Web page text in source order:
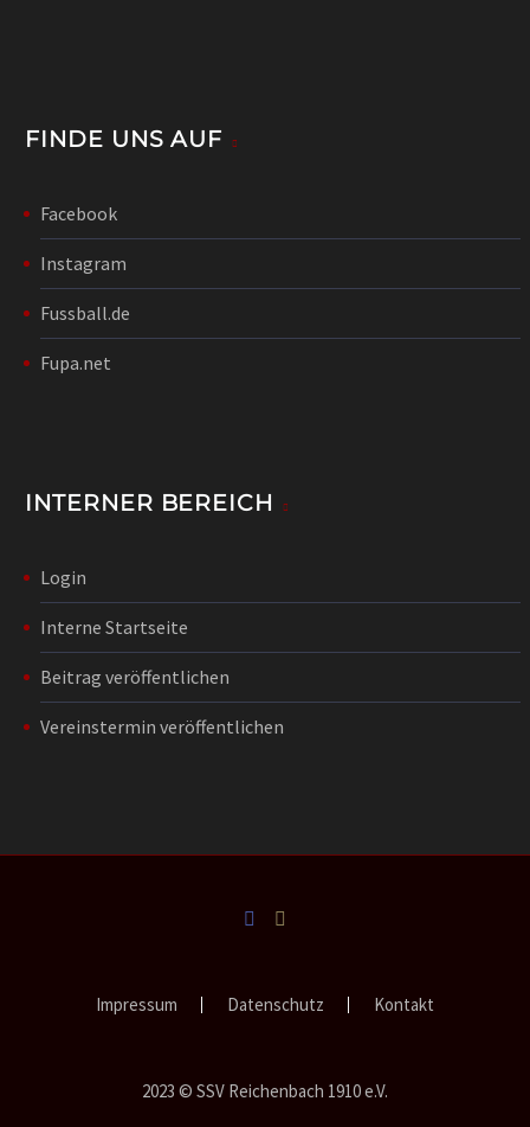
FINDE UNS AUF
Facebook
Instagram
Fussball.de
Fupa.net
INTERNER BEREICH
Login
Interne Startseite
Beitrag veröffentlichen
Vereinstermin veröffentlichen
Impressum Datenschutz Kontakt
2023 © SSV Reichenbach 1910 e.V.